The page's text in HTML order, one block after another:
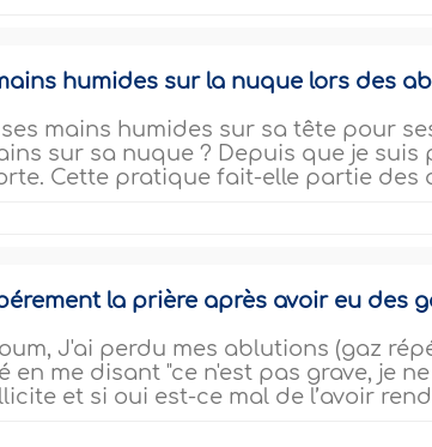
humides sur la nuque lors des
mains humides sur sa tête pour
sur sa nuque ? Depuis que je
Cette pratique fait-elle partie des
la prière après avoir eu des
J'ai perdu mes ablutions (gaz
en me disant "ce n'est pas grave, je
et si oui est-ce mal de l’avoir